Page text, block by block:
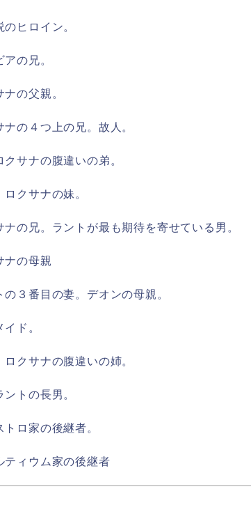
ヒロイン。
の兄。
の父親。
の４つ上の兄。故人。
サナの腹違いの弟。
クサナの妹。
の兄。ラントが最も期待を寄せている男。
ナの母親
３番目の妻。デオンの母親。
ド。
クサナの腹違いの姉。
トの長男。
ロ家の後継者。
ティウム家の後継者